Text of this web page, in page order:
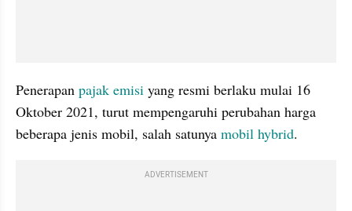
Penerapan pajak emisi yang resmi berlaku mulai 16
Oktober 2021, turut mempengaruhi perubahan harga
beberapa jenis mobil, salah satunya mobil hybrid.
ADVERTISEMENT